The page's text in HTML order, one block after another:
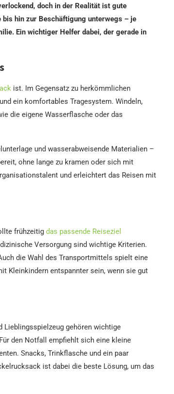
doch in der Realität ist gute
bis hin zur Beschäftigung unterwegs – je
Ein wichtiger Helfer dabei, der gerade in
ist. Im Gegensatz zu herkömmlichen
ein komfortables Tragesystem. Windeln,
die eigene Wasserflasche oder das
und wasserabweisende Materialien –
ohne lange zu kramen oder sich mit
und erleichtert das Reisen mit
frühzeitig das passende Reiseziel
Versorgung sind wichtige Kriterien.
die Wahl des Transportmittels spielt eine
Kleinkindern entspannter sein, wenn sie gut
Lieblingsspielzeug gehören wichtige
den Notfall empfiehlt sich eine kleine
Snacks, Trinkflasche und ein paar
ist dabei die beste Lösung, um das